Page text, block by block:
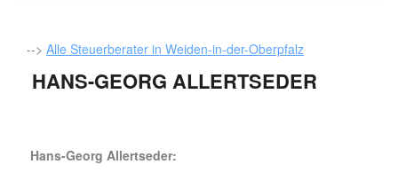
--> Alle Steuerberater in Weiden-in-der-Oberpfalz
HANS-GEORG ALLERTSEDER
Hans-Georg Allertseder: